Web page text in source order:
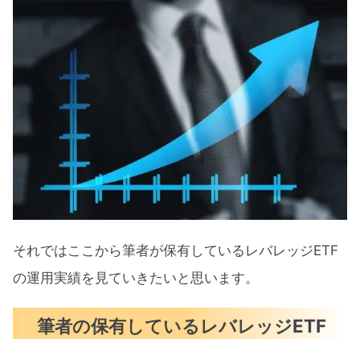
それでも売却する気はありません
レバレッジETFとは
どんなレバレッジETFがあるの？
レバレッジETF10ヶ月運用実績公開
『SPXL・TECL・CURE』まとめ
それではここから筆者が保有しているレバレッジETF
の運用実績を見ていきたいと思います。
筆者の保有しているレバレッジETF